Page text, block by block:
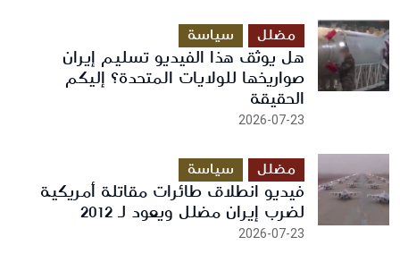
مضلل سياسة
هل يوثق هذا الفيديو تسليم إيران
صواريخها للولايات المتحدة؟ إليكم
الحقيقة
2026-07-23
مضلل سياسة
فيديو انطلاق طائرات مقاتلة أمريكية
لضرب إيران مضلل ويعود لـ 2012
2026-07-23